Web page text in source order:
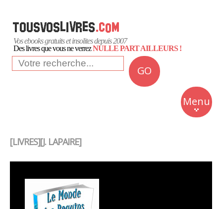
Vos ebooks gratuits et insolites depuis 2007
Des livres que vous ne verrezNULLE PART AILLEURS !
GO
Menu
Insolite
Business
[LIVRES][J. LAPAIRE]